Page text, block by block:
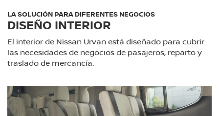
LA SOLUCIÓN PARA DIFERENTES NEGOCIOS
DISEÑO INTERIOR
El interior de Nissan Urvan está diseñado para cubrir
las necesidades de negocios de pasajeros, reparto y
traslado de mercancía.